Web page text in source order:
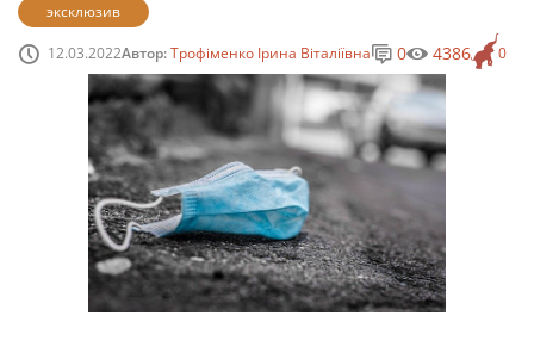
эксклюзив
12.03.2022Автор:Трофіменко Ірина Віталіївна 0
0 4386